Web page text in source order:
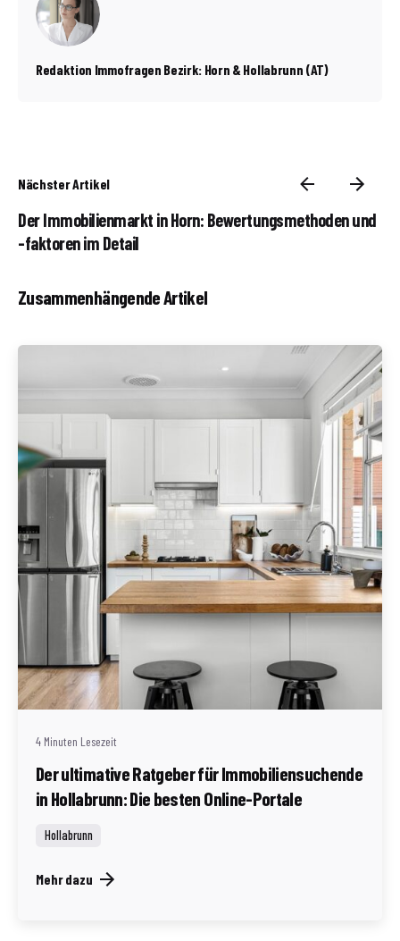
Redaktion Immofragen Bezirk: Horn & Hollabrunn (AT)
Nächster Artikel
Der Immobilienmarkt in Horn: Bewertungsmethoden und
-faktoren im Detail
Zusammenhängende Artikel
Geschrieben von
Redaktion Immofragen Bezirk: Horn & Hollabrunn
(AT)
4 Minuten Lesezeit
Der ultimative Ratgeber für Immobiliensuchende
in Hollabrunn: Die besten Online-Portale
Hollabrunn
Mehr dazu